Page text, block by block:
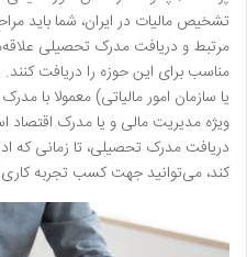
تشخیص مالیات در ایران، شما باید
مرتبط و دریافت مدرک تحصیلی
مناسب برای این حوزه را دریافت
یا سازمان امور مالیاتی) معمولا با
ویژه مدیریت مالی و یا مدرک
دریافت مدرک تحصیلی، تا زمانی که
کند، می‌توانید جهت کسب تجربه کاری